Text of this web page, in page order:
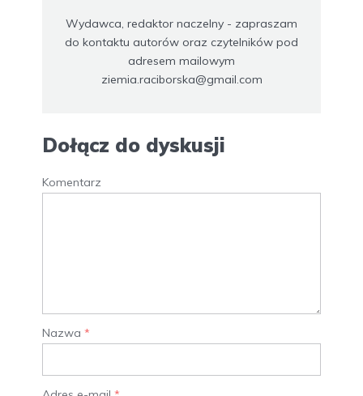
Wydawca, redaktor naczelny - zapraszam
do kontaktu autorów oraz czytelników pod
adresem mailowym
ziemia.raciborska@gmail.com
Dołącz do dyskusji
Komentarz
Nazwa *